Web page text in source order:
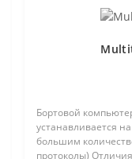
Бортовой
устанавливается
большим
протоколы)